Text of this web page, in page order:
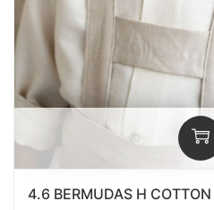
4.6 BERMUDAS H COTTON